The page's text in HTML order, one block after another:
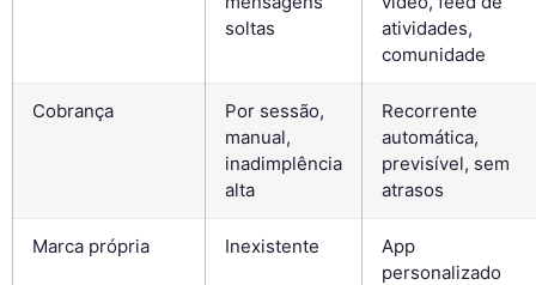
soltas
atividades,
comunidade
Cobrança
Por sessão,
manual,
inadimplência
alta
Recorrente
automática,
previsível, sem
atrasos
Marca própria Inexistente
App
personalizado